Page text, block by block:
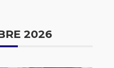
2026